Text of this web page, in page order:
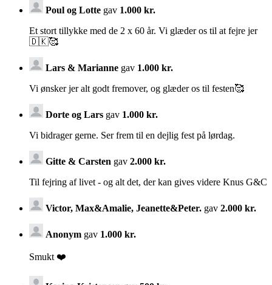
Poul og Lotte gav 1.000 kr.
Et stort tillykke med de 2 x 60 år. Vi glæder os til at fejre jer
🇩🇰🥰
Lars & Marianne gav 1.000 kr.
Vi ønsker jer alt godt fremover, og glæder os til festen🥰
Dorte og Lars gav 1.000 kr.
Vi bidrager gerne. Ser frem til en dejlig fest på lørdag.
Gitte & Carsten gav 2.000 kr.
Til fejring af livet - og alt det, der kan gives videre Knus G&C
Victor, Max&Amalie, Jeanette&Peter. gav 2.000 kr.
Anonym gav 1.000 kr.
Smukt ❤️